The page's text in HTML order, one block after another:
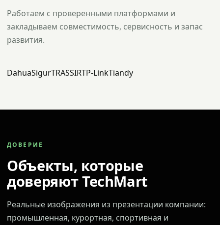
Работаем с проверенными платформами и
закладываем совместимость, сервисность и запас
развития.
DahuaSigurTRASSIRTP-LinkTiandy
ДОВЕРИЕ
Объекты, которые
доверяют TechMart
Реальные изображения из презентации компании:
промышленная, курортная, спортивная и